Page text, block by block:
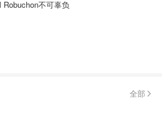
不可辜负
全部